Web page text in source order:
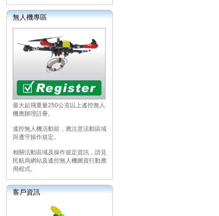
無人機專區
最大起飛重量250公克以上遙控無人
機應辦理註冊。
遙控無人機活動前，應注意活動區域
與遵守操作規定。
相關活動區域及操作規定資訊，請見
民航局網站及遙控無人機圖資行動應
用程式。
客戶資訊